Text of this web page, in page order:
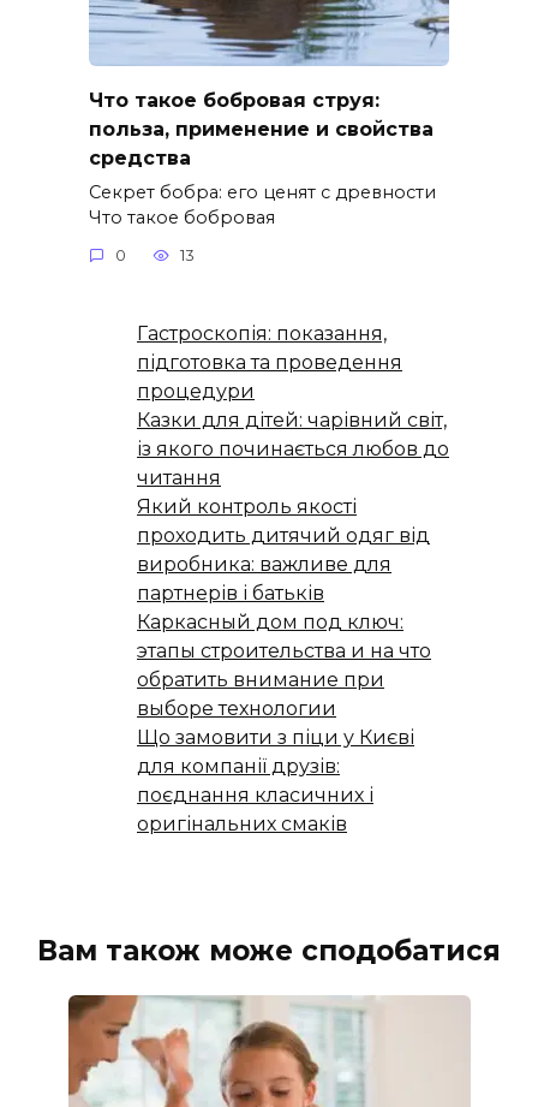
Что такое бобровая струя:
польза, применение и свойства
средства
Секрет бобра: его ценят с древности
Что такое бобровая
0 13
Гастроскопія: показання,
підготовка та проведення
процедури
Казки для дітей: чарівний світ,
із якого починається любов до
читання
Який контроль якості
проходить дитячий одяг від
виробника: важливе для
партнерів і батьків
Каркасный дом под ключ:
этапы строительства и на что
обратить внимание при
выборе технологии
Що замовити з піци у Києві
для компанії друзів:
поєднання класичних і
оригінальних смаків
Вам також може сподобатися